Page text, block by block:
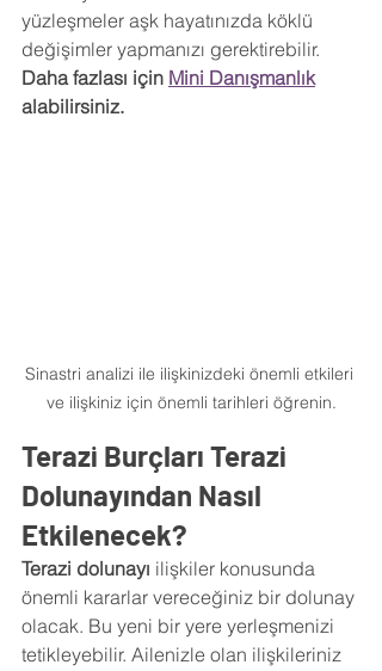
yüzleşmeler aşk hayatınızda köklü
değişimler yapmanızı gerektirebilir.
Daha fazlası için Mini Danışmanlık
alabilirsiniz.
Sinastri analizi ile ilişkinizdeki önemli etkileri
ve ilişkiniz için önemli tarihleri öğrenin.
Terazi Burçları Terazi
Dolunayından Nasıl
Etkilenecek?
Terazi dolunayı ilişkiler konusunda
önemli kararlar vereceğiniz bir dolunay
olacak. Bu yeni bir yere yerleşmenizi
tetikleyebilir. Ailenizle olan ilişkileriniz